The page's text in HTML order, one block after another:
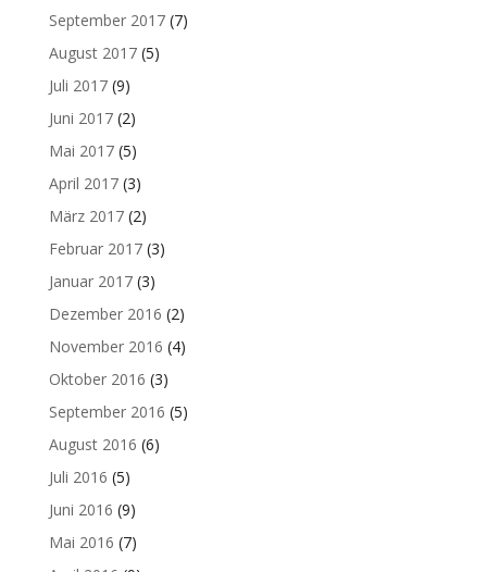
September 2017(7)
August 2017(5)
Juli 2017(9)
Juni 2017(2)
Mai 2017(5)
April 2017(3)
März 2017(2)
Februar 2017(3)
Januar 2017(3)
Dezember 2016 (2)
November 2016 (4)
Oktober 2016 (3)
September 2016 (5)
August 2016 (6)
Juli 2016 (5)
Juni 2016 (9)
Mai 2016 (7)